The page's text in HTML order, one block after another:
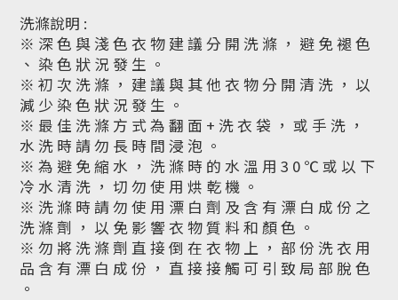
洗滌說明 :
※ 深 色 與 淺 色 衣 物 建 議 分 開 洗 滌 ， 避 免 褪 色
、 染 色 狀 況 發 生 。
※ 初 次 洗 滌 ， 建 議 與 其 他 衣 物 分 開 清 洗 ， 以
減 少 染 色 狀 況 發 生 。
※ 最 佳 洗 滌 方 式 為 翻 面 + 洗 衣 袋 ， 或 手 洗 ，
水 洗 時 請 勿 長 時 間 浸 泡 。
※ 為 避 免 縮 水 ， 洗 滌 時 的 水 溫 用 3 0 ℃ 或 以 下
冷 水 清 洗 ， 切 勿 使 用 烘 乾 機 。
※ 洗 滌 時 請 勿 使 用 漂 白 劑 及 含 有 漂 白 成 份 之
洗 滌 劑 ， 以 免 影 響 衣 物 質 料 和 顏 色 。
※ 勿 將 洗 滌 劑 直 接 倒 在 衣 物 上 ， 部 份 洗 衣 用
品 含 有 漂 白 成 份 ， 直 接 接 觸 可 引 致 局 部 脫 色
。